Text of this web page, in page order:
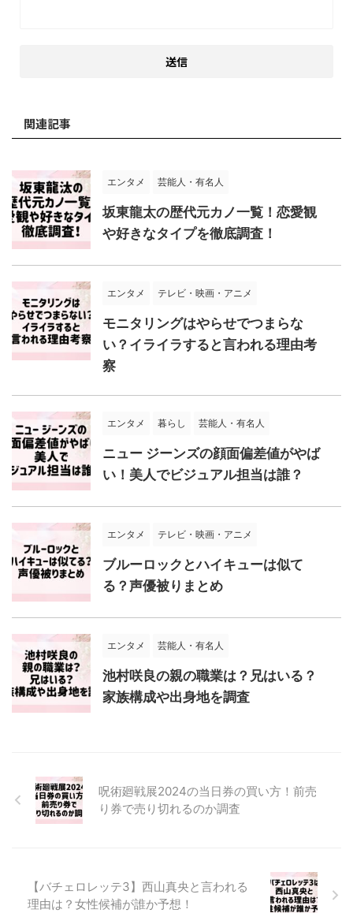
関連記事
エンタメ 芸能人・有名人
坂東龍太の歴代元カノ一覧！恋愛観
や好きなタイプを徹底調査！
エンタメ テレビ・映画・アニメ
モニタリングはやらせでつまらな
い？イライラすると言われる理由考
察
エンタメ 暮らし 芸能人・有名人
ニュー ジーンズの顔面偏差値がやば
い！美人でビジュアル担当は誰？
エンタメ テレビ・映画・アニメ
ブルーロックとハイキューは似て
る？声優被りまとめ
エンタメ 芸能人・有名人
池村咲良の親の職業は？兄はいる？
家族構成や出身地を調査
呪術廻戦展2024の当日券の買い方！前売
り券で売り切れるのか調査
【バチェロレッテ3】西山真央と言われる
理由は？女性候補が誰か予想！